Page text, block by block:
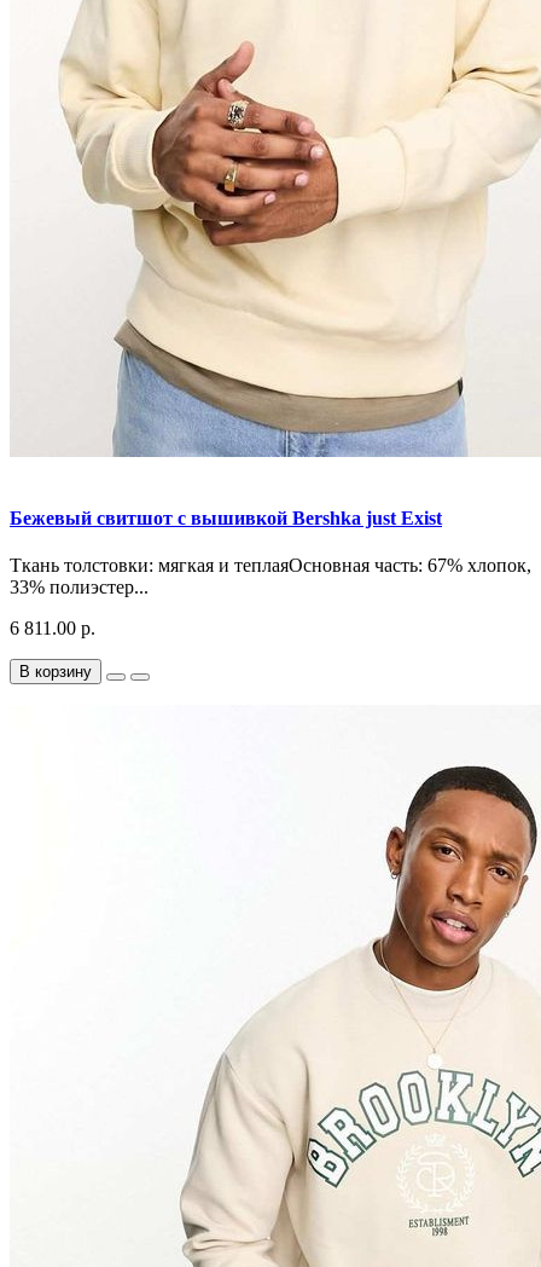
Бежевый свитшот с вышивкой Bershka just Exist
Ткань толстовки: мягкая и теплаяОсновная часть: 67% хлопок,
33% полиэстер...
6 811.00 р.
В корзину